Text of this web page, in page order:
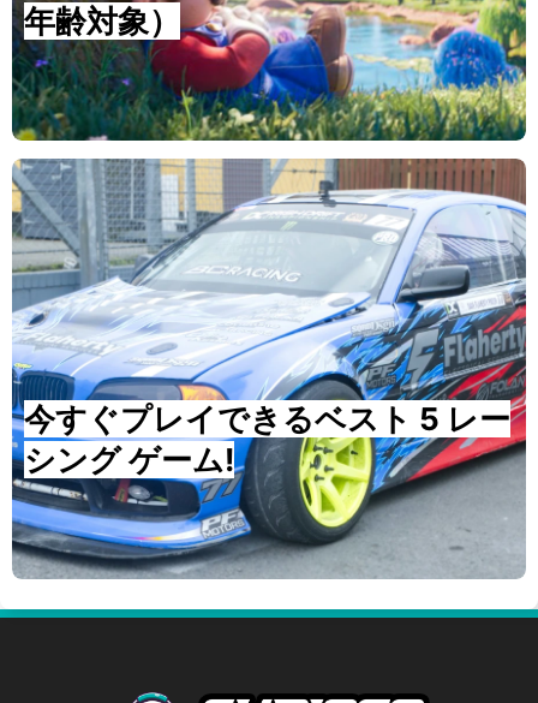
年齢対象）
今すぐプレイできるベスト 5 レー
シング ゲーム!